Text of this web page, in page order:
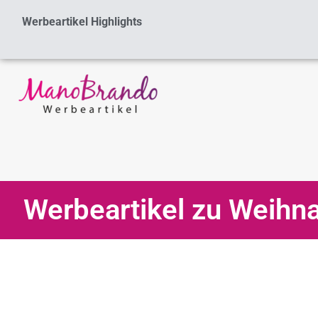
InhaltWerbeartikel Highlights
Werbeartikel zu